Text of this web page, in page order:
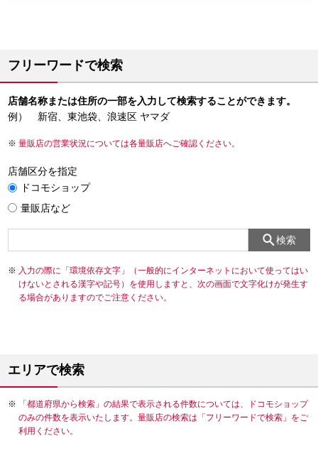
フリーワードで検索
店舗名称または住所の一部を入力して検索することができます。
例） 新宿、東池袋、浪速区 ヤマダ
量販店の営業状況については各量販店へご確認ください。
店舗区分を指定
ドコモショップ
量販店など
検索
入力の際に「環境依存文字」（一般的にインターネットにおいて使ってはい
けないとされる漢字や記号）を使用しますと、次の画面で文字化けが発生す
る場合がありますのでご注意ください。
エリアで検索
「都道府県から検索」の結果で表示される件数については、ドコモショップ
のみの件数を表示いたします。量販店の検索は「フリーワードで検索」をご
利用ください。